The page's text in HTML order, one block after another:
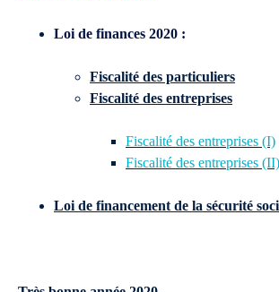
Loi de finances 2020 :
Fiscalité des particuliers
Fiscalité des entreprises
Fiscalité des entreprises (I)
Fiscalité des entreprises (II)
Loi de financement de la sécurité